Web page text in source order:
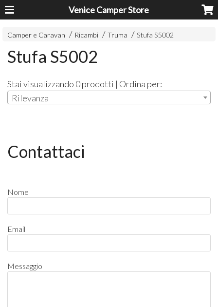
Venice Camper Store
Camper e Caravan Ricambi Truma Stufa S5002
Stufa S5002
Stai visualizzando 0 prodotti | Ordina per:
Rilevanza
Contattaci
Nome
Email
Messaggio